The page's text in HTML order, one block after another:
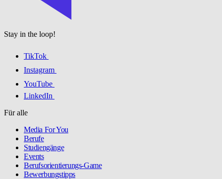
Stay in the loop!
TikTok
Instagram
YouTube
LinkedIn
Für alle
Media For You
Berufe
Studiengänge
Events
Berufsorientierungs-Game
Bewerbungstipps